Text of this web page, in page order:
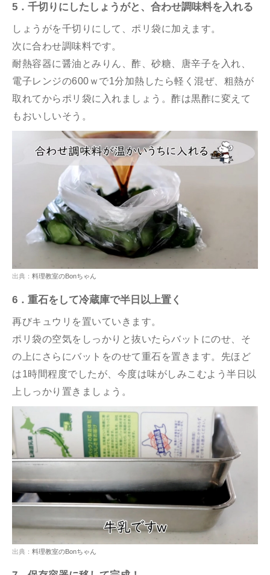
5．千切りにしたしょうがと、合わせ調味料を入れる
しょうがを千切りにして、ポリ袋に加えます。
次に合わせ調味料です。
耐熱容器に醤油とみりん、酢、砂糖、唐辛子を入れ、
電子レンジの600ｗで1分加熱したら軽く混ぜ、粗熱が
取れてからポリ袋に入れましょう。酢は黒酢に変えて
もおいしいそう。
出典： 料理教室のBonちゃん
6．重石をして冷蔵庫で半日以上置く
再びキュウリを置いていきます。
ポリ袋の空気をしっかりと抜いたらバットにのせ、そ
の上にさらにバットをのせて重石を置きます。先ほど
は1時間程度でしたが、今度は味がしみこむよう半日以
上しっかり置きましょう。
出典： 料理教室のBonちゃん